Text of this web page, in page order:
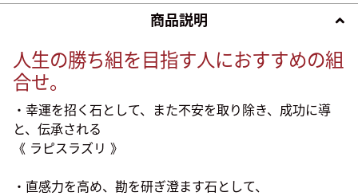
商品説明
人生の勝ち組を目指す人におすすめの組
合せ。
・幸運を招く石として、また不安を取り除き、成功に導
と、伝承される
《 ラピスラズリ 》
・直感力を高め、勘を研ぎ澄ます石として、